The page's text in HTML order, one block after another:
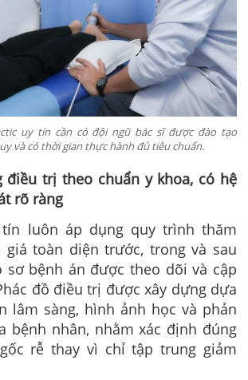
uy tín cần có đội ngũ bác sĩ được đào tạo
và có thời gian thực hành đủ tiêu chuẩn.
điều trị theo chuẩn y khoa, có hệ
rõ ràng
luôn áp dụng quy trình thăm
giá toàn diện trước, trong và sau
sơ bệnh án được theo dõi và cập
đồ điều trị được xây dựng dựa
lâm sàng, hình ảnh học và phản
bệnh nhân, nhằm xác định đúng
rễ thay vì chỉ tập trung giảm